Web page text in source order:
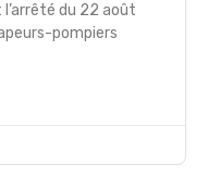
du 22 août
pompiers